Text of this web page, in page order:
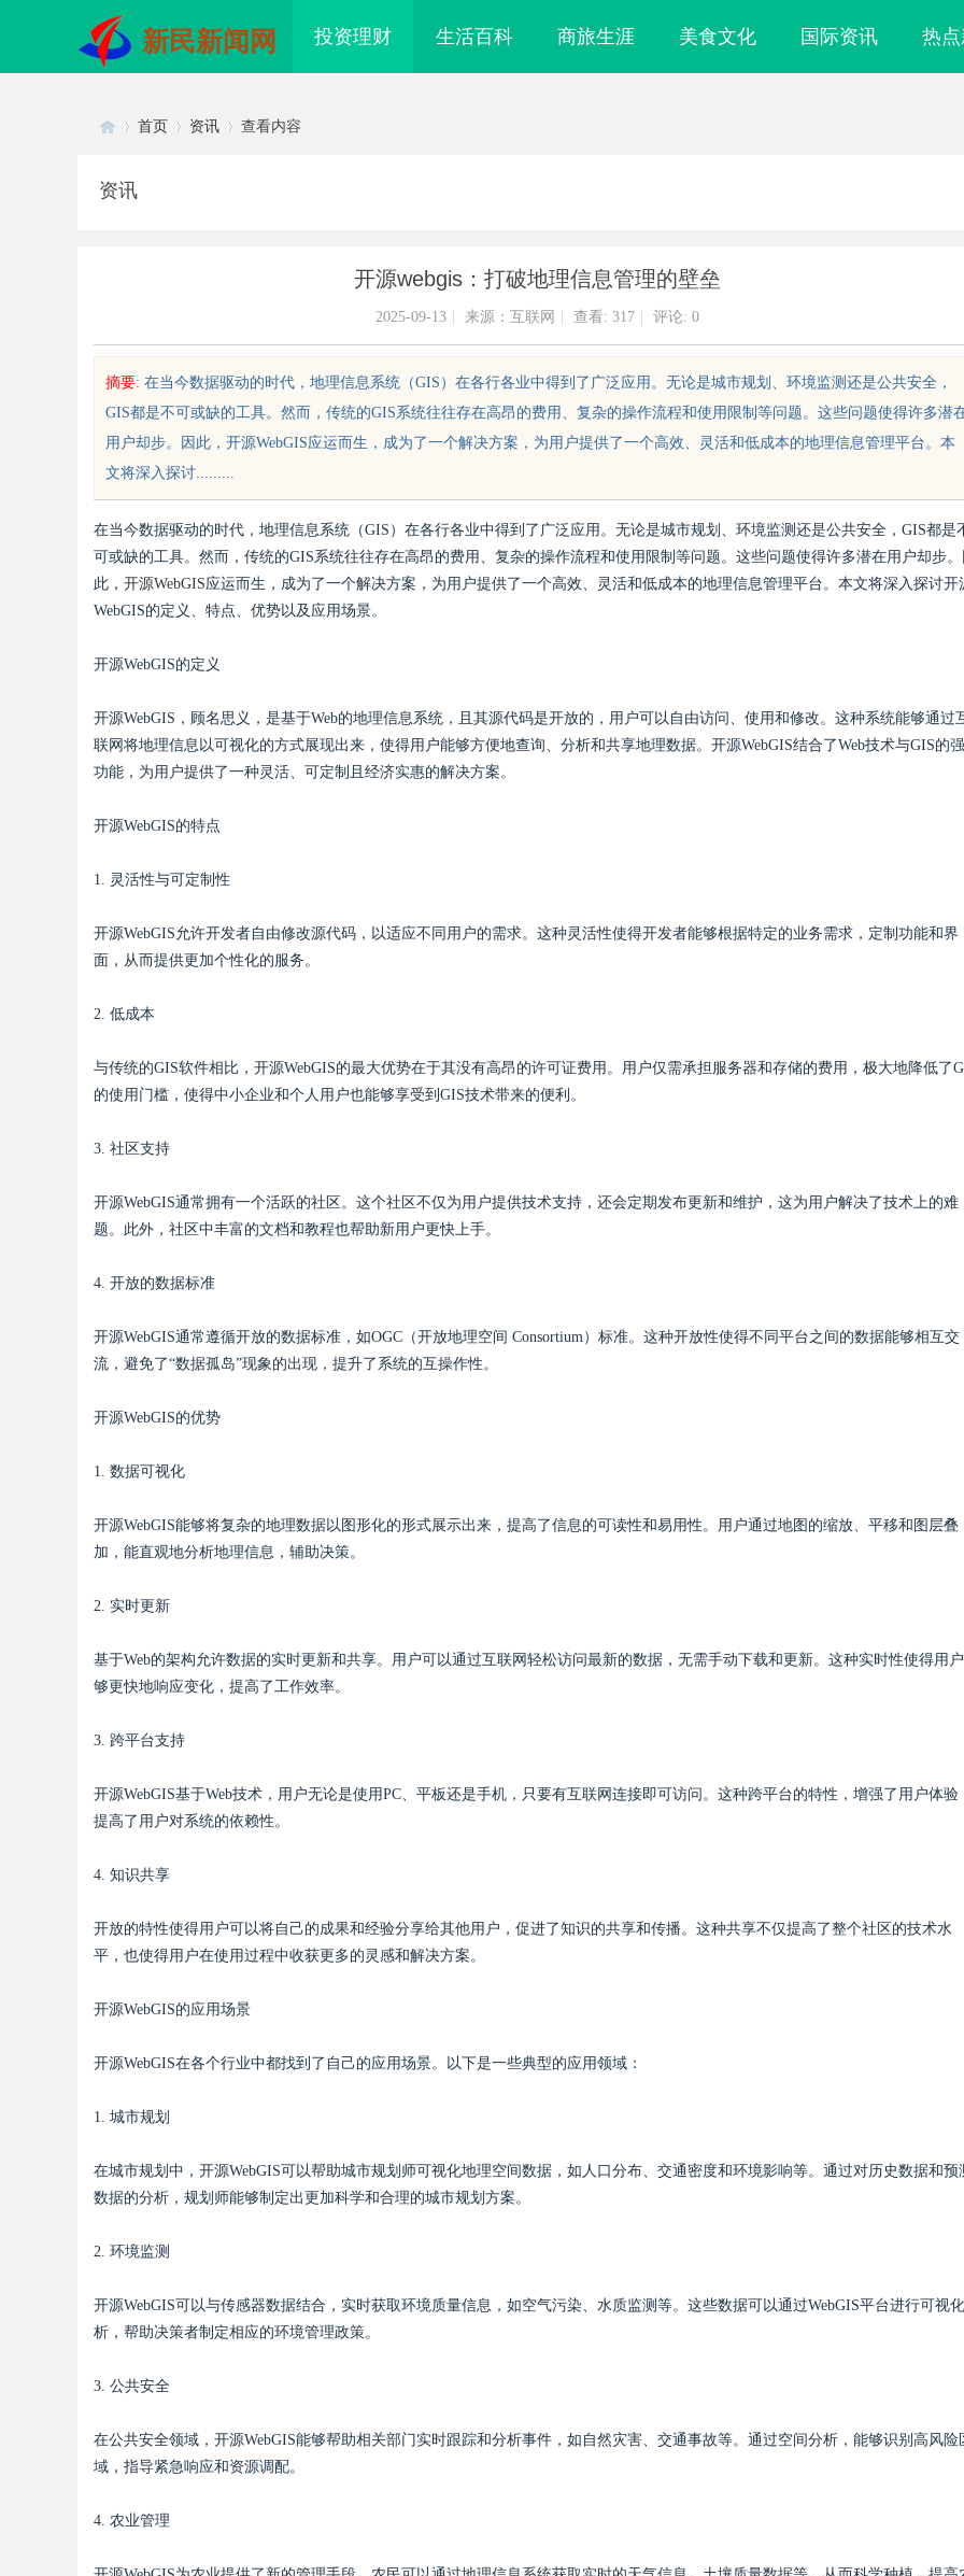
新民新闻网 投资理财 生活百科 商旅生涯 美食文化 国际资讯 热
sc
Bo
首页 资讯 查看内容
资讯
开源webgis：打破地理信息管理的壁垒
2025-09-13 来源：互联网 查看: 317 评论: 0
摘要: 在当今数据驱动的时代，地理信息系统（GIS）在各行各业中得到了广泛应用。无论是城市规划、环境监测还是公共安全，
GIS都是不可或缺的工具。然而，传统的GIS系统往往存在高昂的费用、复杂的操作流程和使用限制等问题。这些问题使得许多潜
用户却步。因此，开源WebGIS应运而生，成为了一个解决方案，为用户提供了一个高效、灵活和低成本的地理信息管理平台。本
文将深入探讨.........
在当今数据驱动的时代，地理信息系统（GIS）在各行各业中得到了广泛应用。无论是城市规划、环境监测还是公共安全，GIS都是
可或缺的工具。然而，传统的GIS系统往往存在高昂的费用、复杂的操作流程和使用限制等问题。这些问题使得许多潜在用户却步
此， 开源WebGIS应运而生，成为了一个解决方案，为用户提供了一个高效、灵活和低成本的地理信息管理平台。本文将深入探讨开
WebGIS的定义、特点、优势以及应用场景。
开源WebGIS的定义
开源WebGIS，顾名思义，是基于Web的地理信息系统，且其源代码是开放的，用户可以自由访问、使用和修改。这种系统能够通过
联网将地理信息以可视化的方式展现出来，使得用户能够方便地查询、分析和共享地理数据。开源WebGIS结合了Web技术与GIS的
功能，为用户提供了一种灵活、可定制且经济实惠的解决方案。
开源WebGIS的特点
1. 灵活性与可定制性
开源WebGIS允许开发者自由修改源代码，以适应不同用户的需求。这种灵活性使得开发者能够根据特定的业务需求，定制功能和界
面，从而提供更加个性化的服务。
2. 低成本
与传统的GIS软件相比，开源WebGIS的最大优势在于其没有高昂的许可证费用。用户仅需承担服务器和存储的费用，极大地降低了
的使用门槛，使得中小企业和个人用户也能够享受到GIS技术带来的便利。
3. 社区支持
开源WebGIS通常拥有一个活跃的社区。这个社区不仅为用户提供技术支持，还会定期发布更新和维护，这为用户解决了技术上的难
题。此外，社区中丰富的文档和教程也帮助新用户更快上手。
4. 开放的数据标准
开源WebGIS通常遵循开放的数据标准，如OGC（开放地理空间 Consortium）标准。这种开放性使得不同平台之间的数据能够相互交
流，避免了“数据孤岛”现象的出现，提升了系统的互操作性。
开源WebGIS的优势
1. 数据可视化
开源WebGIS能够将复杂的地理数据以图形化的形式展示出来，提高了信息的可读性和易用性。用户通过地图的缩放、平移和图层叠
加，能直观地分析地理信息，辅助决策。
2. 实时更新
基于Web的架构允许数据的实时更新和共享。用户可以通过互联网轻松访问最新的数据，无需手动下载和更新。这种实时性使得用
够更快地响应变化，提高了工作效率。
3. 跨平台支持
开源WebGIS基于Web技术，用户无论是使用PC、平板还是手机，只要有互联网连接即可访问。这种跨平台的特性，增强了用户体验
提高了用户对系统的依赖性。
4. 知识共享
开放的特性使得用户可以将自己的成果和经验分享给其他用户，促进了知识的共享和传播。这种共享不仅提高了整个社区的技术水
平，也使得用户在使用过程中收获更多的灵感和解决方案。
开源WebGIS的应用场景
开源WebGIS在各个行业中都找到了自己的应用场景。以下是一些典型的应用领域：
1. 城市规划
在城市规划中，开源WebGIS可以帮助城市规划师可视化地理空间数据，如人口分布、交通密度和环境影响等。通过对历史数据和预
数据的分析，规划师能够制定出更加科学和合理的城市规划方案。
2. 环境监测
开源WebGIS可以与传感器数据结合，实时获取环境质量信息，如空气污染、水质监测等。这些数据可以通过WebGIS平台进行可视
析，帮助决策者制定相应的环境管理政策。
3. 公共安全
在公共安全领域，开源WebGIS能够帮助相关部门实时跟踪和分析事件，如自然灾害、交通事故等。通过空间分析，能够识别高风险
域，指导紧急响应和资源调配。
4. 农业管理
装配式房屋建造技术与应用进
实践探索